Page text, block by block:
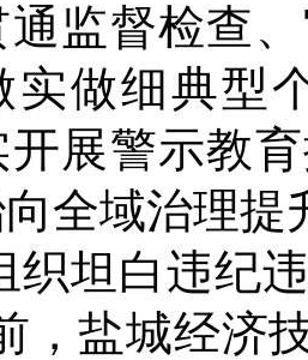
通监督检查
实做细典型
展警示教
全域治理提
织坦白违纪
，盐城经济